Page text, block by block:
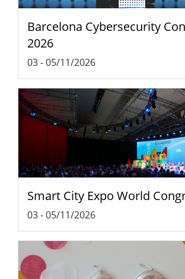
Barcelona Cybersecurity
2026
03-05/11/2026
Smart City Expo World
03-05/11/2026